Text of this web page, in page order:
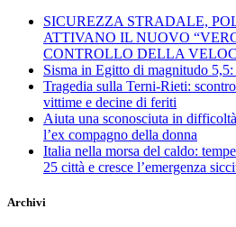
SICUREZZA STRADALE,
ATTIVANO IL NUOVO
CONTROLLO DELLA
Sisma in Egitto di magnitudo
Tragedia sulla Terni-Rieti:
vittime e decine di feriti
Aiuta una sconosciuta in
l’ex compagno della donna
Italia nella morsa del caldo:
25 città e cresce l’emergenza
Archivi